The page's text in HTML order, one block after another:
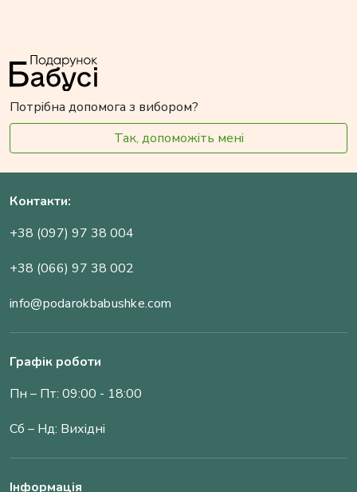
Потрібна допомога з вибором?
Так, допоможіть мені
Контакти:
+38 (097) 97 38 004
+38 (066) 97 38 002
info@podarokbabushke.com
Графік роботи
Пн – Пт: 09:00 - 18:00
Сб – Нд: Вихідні
Інформація